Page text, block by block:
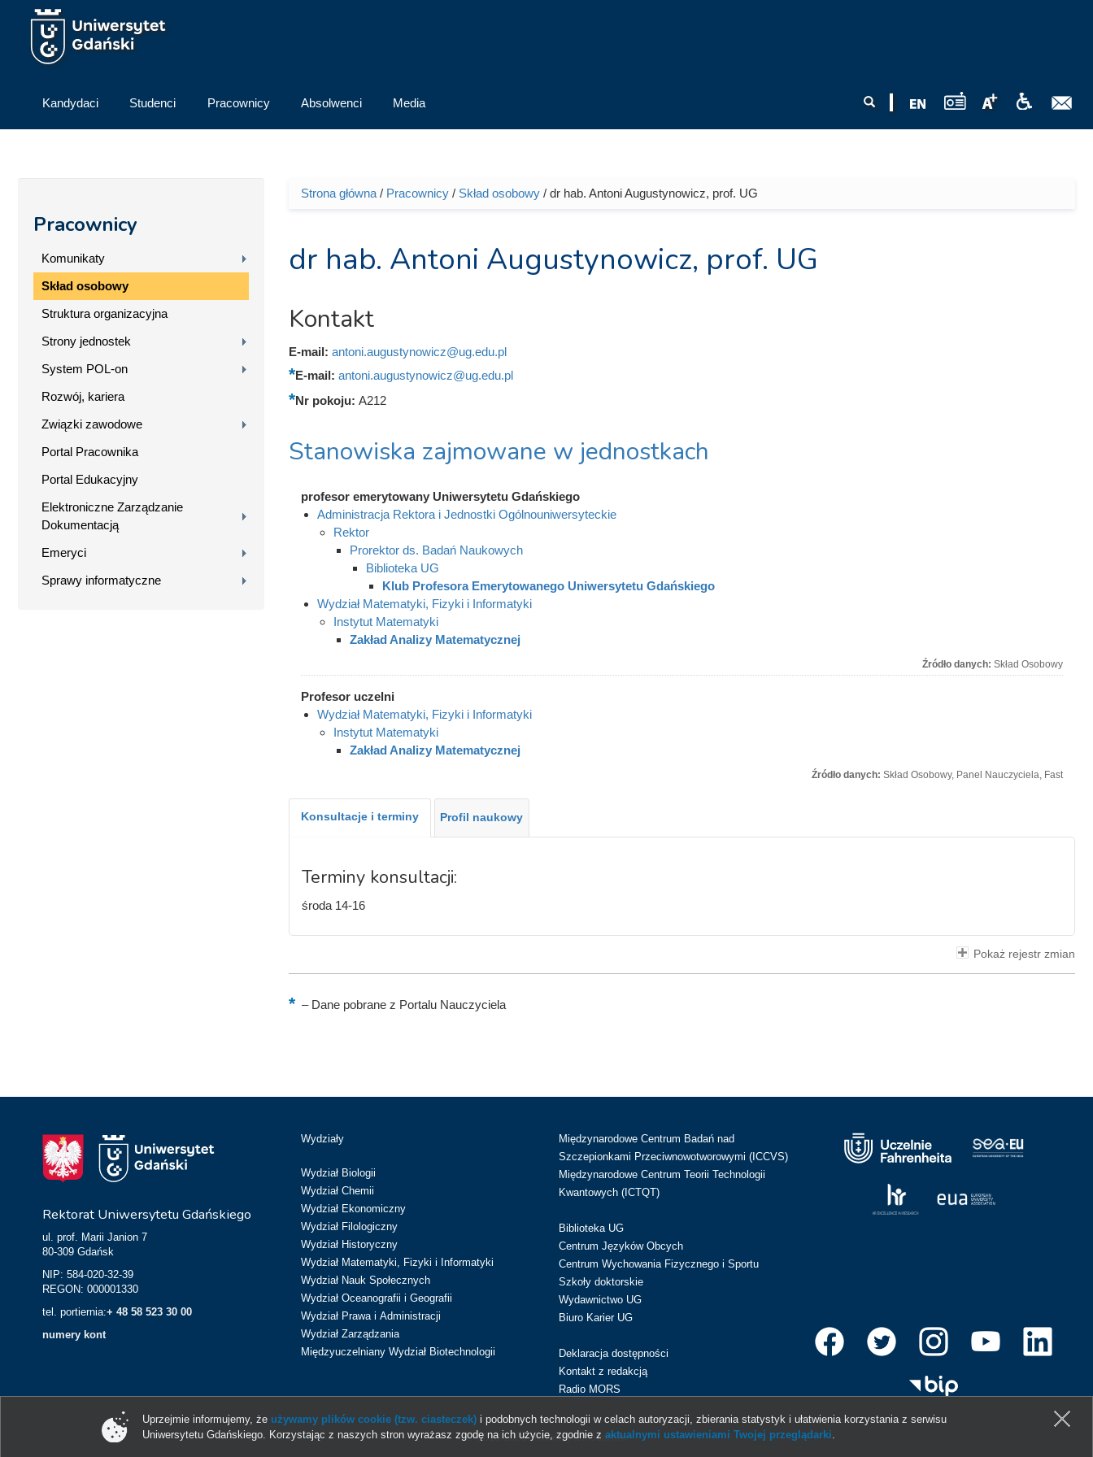
Przejdź do treści
Szukaj
Kandydaci Studenci Pracownicy Absolwenci Media
Pracownicy
Komunikaty
Skład osobowy
Struktura organizacyjna
Strony jednostek
System POL-on
Rozwój, kariera
Związki zawodowe
Portal Pracownika
Portal Edukacyjny
Elektroniczne Zarządzanie
Dokumentacją
Emeryci
Sprawy informatyczne
Jesteś tutaj
Strona główna/ Pracownicy/ Skład osobowy/ dr hab. Antoni Augustynowicz, prof. UG
dr hab. Antoni Augustynowicz, prof. UG
Kontakt
E-mail: antoni.augustynowicz@ug.edu.pl
E-mail: antoni.augustynowicz@ug.edu.pl
Nr pokoju: A212
Stanowiska zajmowane w jednostkach
profesor emerytowany Uniwersytetu Gdańskiego
Administracja Rektora i Jednostki Ogólnouniwersyteckie
Rektor
Prorektor ds. Badań Naukowych
Biblioteka UG
Klub Profesora Emerytowanego Uniwersytetu Gdańskiego
Wydział Matematyki, Fizyki i Informatyki
Instytut Matematyki
Zakład Analizy Matematycznej
Źródło danych: Skład Osobowy
Profesor uczelni
Wydział Matematyki, Fizyki i Informatyki
Instytut Matematyki
Zakład Analizy Matematycznej
Źródło danych: Skład Osobowy, Panel Nauczyciela, Fast
Konsultacje i terminy Profil naukowy
Terminy konsultacji:
środa 14-16
Pokaż rejestr zmian
–Dane pobrane z Portalu Nauczyciela
Rektorat Uniwersytetu Gdańskiego
ul. prof. Marii Janion 7
80-309 Gdańsk
NIP: 584-020-32-39
REGON: 000001330
tel. portiernia:+ 48 58 523 30 00
numery kont
Wydziały
Wydział Biologii
Wydział Chemii
Wydział Ekonomiczny
Wydział Filologiczny
Wydział Historyczny
Wydział Matematyki, Fizyki i Informatyki
Wydział Nauk Społecznych
Wydział Oceanografii i Geografii
Wydział Prawa i Administracji
Wydział Zarządzania
Międzyuczelniany Wydział Biotechnologii
Międzynarodowe Centrum Badań nad
Szczepionkami Przeciwnowotworowymi (ICCVS)
Międzynarodowe Centrum Teorii Technologii
Kwantowych (ICTQT)
Biblioteka UG
Centrum Języków Obcych
Centrum Wychowania Fizycznego i Sportu
Szkoły doktorskie
Wydawnictwo UG
Biuro Karier UG
Deklaracja dostępności
Kontakt z redakcją
Radio MORS
© 2013-2026 Uniwersytet Gdański
Uprzejmie informujemy, że używamy plików cookie (tzw. ciasteczek)i podobnych technologii w celach autoryzacji, zbierania statystyk i ułatwienia korzystania z serwisu
Uniwersytetu Gdańskiego. Korzystając z naszych stron wyrażasz zgodę na ich użycie, zgodnie z aktualnymi ustawieniami Twojej przeglądarki.